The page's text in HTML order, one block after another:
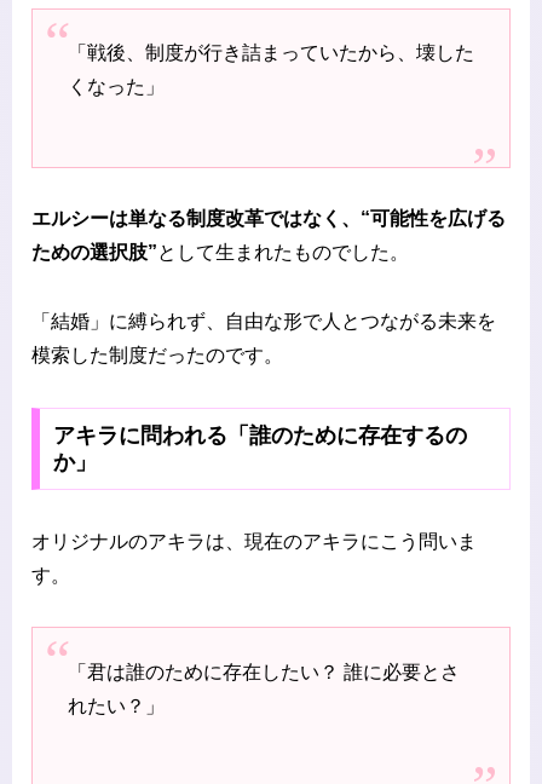
「戦後、制度が行き詰まっていたから、壊した
くなった」
エルシーは単なる制度改革ではなく、“可能性を広げる
ための選択肢”として生まれたものでした。
「結婚」に縛られず、自由な形で人とつながる未来を
模索した制度だったのです。
アキラに問われる「誰のために存在するの
か」
オリジナルのアキラは、現在のアキラにこう問いま
す。
「君は誰のために存在したい？ 誰に必要とさ
れたい？」